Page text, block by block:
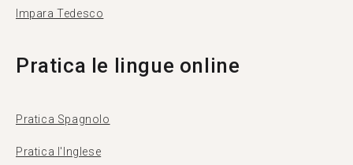
Impara Tedesco
Pratica le lingue online
Pratica Spagnolo
Pratica l'Inglese